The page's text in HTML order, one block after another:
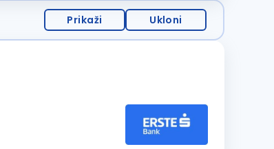
Prikaži Ukloni